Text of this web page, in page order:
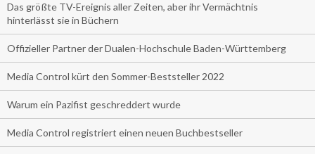
Das größte TV-Ereignis aller Zeiten, aber ihr Vermächtnis
hinterlässt sie in Büchern
Offizieller Partner der Dualen-Hochschule Baden-Württemberg
Media Control kürt den Sommer-Beststeller 2022
Warum ein Pazifist geschreddert wurde
Media Control registriert einen neuen Buchbestseller